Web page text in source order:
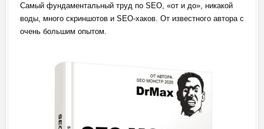
Самый фундаментальный труд по SEO, «от и до», никакой
воды, много скриншотов и SEO-хаков. От известного автора с
очень большим опытом.